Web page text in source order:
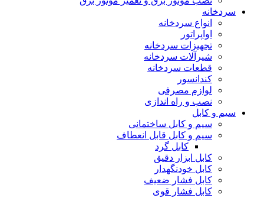
سردخانه
انواع سردخانه
اواپراتور
تجهیزات سردخانه
شیرآلات سردخانه
قطعات سردخانه
کندانسور
لوازم مصرفی
نصب و راه اندازی
سیم و کابل
سیم و کابل ساختمانی
سیم و کابل قابل انعطاف
کابل گرد
کابل ابزار دقیق
کابل خودنگهدار
کابل فشار ضعیف
کابل فشار قوی